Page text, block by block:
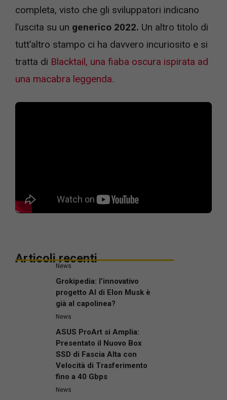
completa, visto che gli sviluppatori indicano
l’uscita su un generico 2022. Un altro titolo di
tutt’altro stampo ci ha davvero incuriosito e si
tratta di Blacktail, una fiaba oscura ispirata ad
una macabra leggenda.
Articoli recenti
News
Grokipedia: l’innovativo
progetto AI di Elon Musk è
già al capolinea?
News
ASUS ProArt si Amplia:
Presentato il Nuovo Box
SSD di Fascia Alta con
Velocità di Trasferimento
fino a 40 Gbps
News